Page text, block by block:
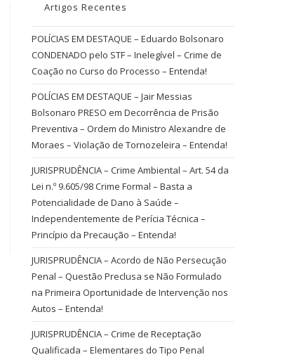
Artigos Recentes
POLÍCIAS EM DESTAQUE – Eduardo Bolsonaro
CONDENADO pelo STF – Inelegível – Crime de
Coação no Curso do Processo – Entenda!
POLÍCIAS EM DESTAQUE – Jair Messias
Bolsonaro PRESO em Decorrência de Prisão
Preventiva – Ordem do Ministro Alexandre de
Moraes – Violação de Tornozeleira – Entenda!
JURISPRUDÊNCIA – Crime Ambiental – Art. 54 da
Lei n.º 9.605/98 Crime Formal – Basta a
Potencialidade de Dano à Saúde –
Independentemente de Perícia Técnica –
Princípio da Precaução – Entenda!
JURISPRUDÊNCIA – Acordo de Não Persecução
Penal – Questão Preclusa se Não Formulado
na Primeira Oportunidade de Intervenção nos
Autos – Entenda!
JURISPRUDÊNCIA – Crime de Receptação
Qualificada – Elementares do Tipo Penal